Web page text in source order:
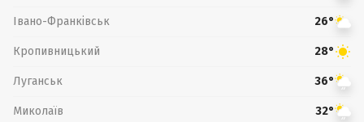
Івано-Франківськ 26°
Кропивницький 28°
Луганськ 36°
Миколаїв 32°